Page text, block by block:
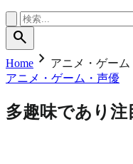
search
Home chevron_right アニメ・ゲーム
アニメ・ゲーム・声優
多趣味であり